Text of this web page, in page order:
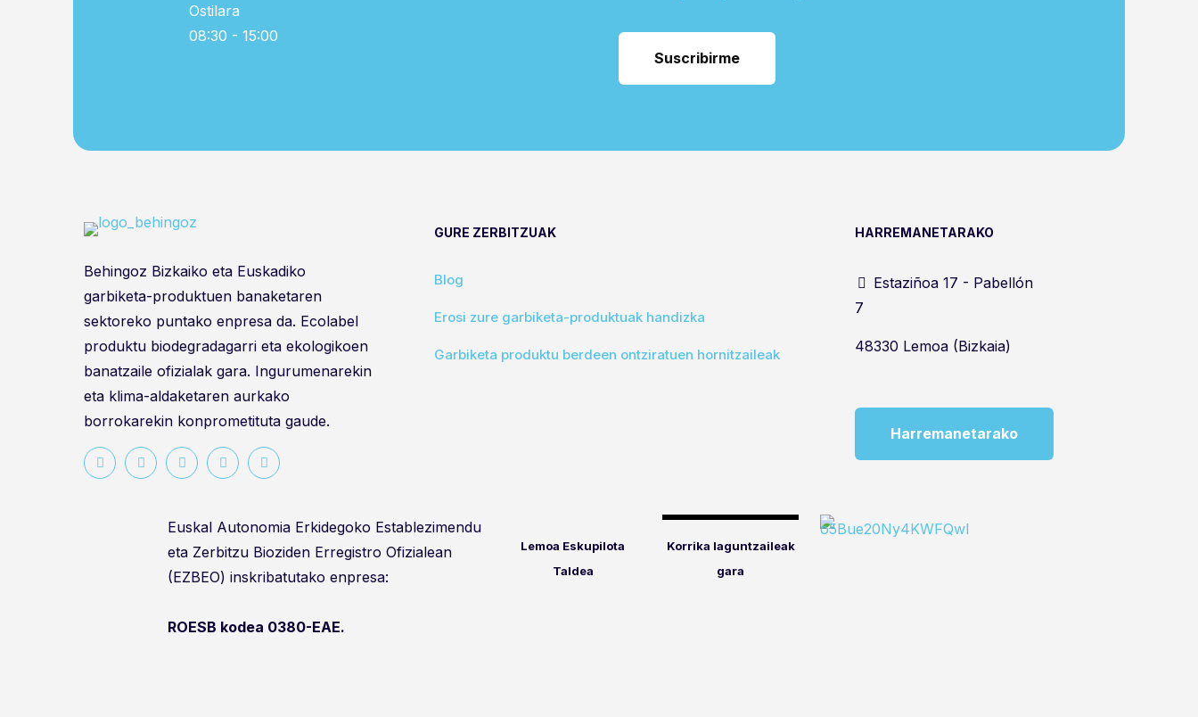
Ostilara
08:30 - 15:00
Behingoz Bizkaiko eta Euskadiko
garbiketa-produktuen banaketaren
sektoreko puntako enpresa da. Ecolabel
produktu biodegradagarri eta ekologikoen
banatzaile ofizialak gara. Ingurumenarekin
eta klima-aldaketaren aurkako
borrokarekin konprometituta gaude.
GURE ZERBITZUAK
Blog
Erosi zure garbiketa-produktuak handizka
Garbiketa produktu berdeen ontziratuen hornitzaileak
HARREMANETARAKO
Estaziñoa 17 - Pabellón
7
48330 Lemoa (Bizkaia)
Harremanetarako
Euskal Autonomia Erkidegoko Establezimendu
eta Zerbitzu Bioziden Erregistro Ofizialean
(EZBEO) inskribatutako enpresa:
ROESB kodea 0380-EAE.
Lemoa Eskupilota
Taldea
Korrika laguntzaileak
gara